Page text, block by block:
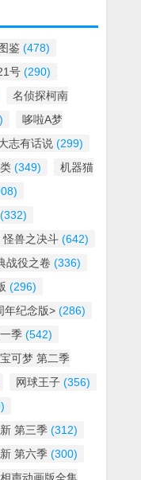
鉴 (478)
号 (290)
名侦探柯南
哆啦A梦
志有话说 (299)
(349)
机器猫
(332)
怪兽之决斗 (642)
战役之卷 (336)
(296)
年纪念版> (286)
季 (542)
可梦 第二季
网球王子 (356)
第三季 (312)
第六季 (300)